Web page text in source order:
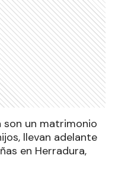
son un matrimonio
llevan adelante
en Herradura,